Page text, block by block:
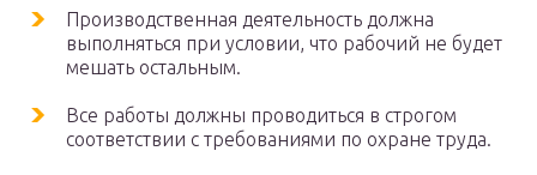
Производственная деятельность должна
выполняться при условии, что рабочий не будет
мешать остальным.
Все работы должны проводиться в строгом
соответствии с требованиями по охране труда.